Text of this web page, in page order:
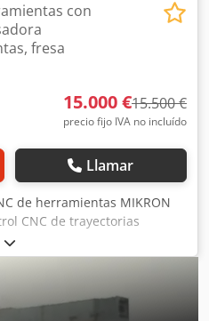
con
fresa
15.000 €15.500 €
precio fijo IVA no incluído
Llamar
de herramientas MIKRON
CNC de trayectorias
440911 Año de
y conversión de
X: 600 mm, Y: 600 mm, Z:
900 x 550 mm Cono del
del husillo - mesa: máx. 520